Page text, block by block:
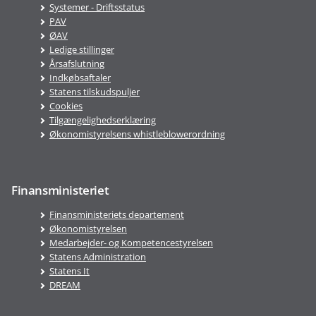
Systemer - Driftsstatus
PAV
ØAV
Ledige stillinger
Årsafslutning
Indkøbsaftaler
Statens tilskudspuljer
Cookies
Tilgængelighedserklæring
Økonomistyrelsens whistleblowerordning
Finansministeriet
Finansministeriets departement
Økonomistyrelsen
Medarbejder- og Kompetencestyrelsen
Statens Administration
Statens It
DREAM